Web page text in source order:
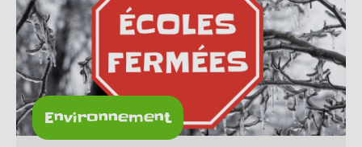
Environnement